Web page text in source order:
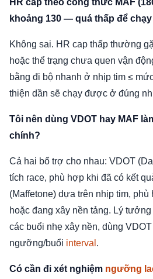
khoảng 130 — quá thấp để
Không sai. HR cap thấp thường
hoặc thể trạng chưa quen vận
bằng đi bộ nhanh ở nhịp tim ≤
thiện dần sẽ chạy được ở đúng
Tôi nên dùng VDOT hay MAF
chính?
Cả hai bổ trợ cho nhau: VDOT
tích race, phù hợp khi đã có kết
(Maffetone) dựa trên nhịp tim,
hoặc đang xây nền tảng. Lý
các buổi nhẹ xây nền, dùng
ngưỡng/buổi interval .
Có cần đi xét nghiệm ngưỡng